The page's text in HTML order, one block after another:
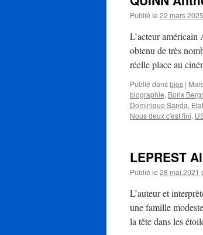
Publié le 22 mars 2025
L’acteur
obtenu de très
réelle place au
Publié dansbios |
biographie, Boris
Dominique Sanda,
Nous deux c'est fini,
LEPREST
Publié le 28 mai 2021
L’auteur et
une famille
la tête dans les